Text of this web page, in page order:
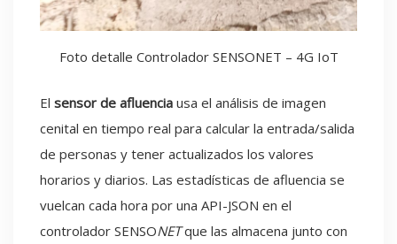
Foto detalle Controlador SENSONET – 4G IoT
El sensor de afluencia usa el análisis de imagen
cenital en tiempo real para calcular la entrada/salida
de personas y tener actualizados los valores
horarios y diarios. Las estadísticas de afluencia se
vuelcan cada hora por una API-JSON en el
controlador SENSONETque las almacena junto con